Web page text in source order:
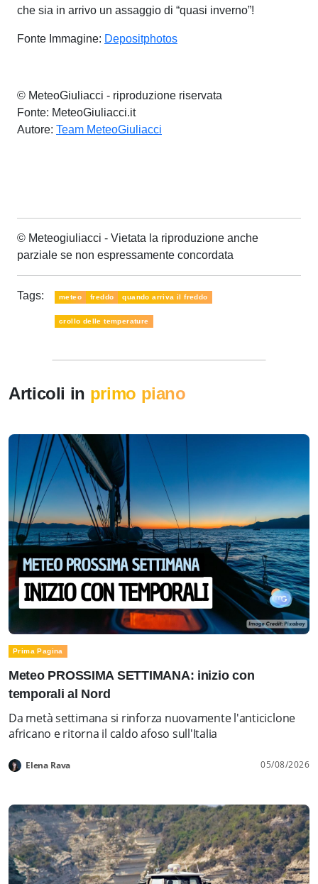
che sia in arrivo un assaggio di “quasi inverno”!
Fonte Immagine: Depositphotos
© MeteoGiuliacci - riproduzione riservata
Fonte: MeteoGiuliacci.it
Autore: Team MeteoGiuliacci
© Meteogiuliacci - Vietata la riproduzione anche
parziale se non espressamente concordata
Tags: meteo freddo quando arriva il freddo
crollo delle temperature
Articoli in primo piano
Prima Pagina
Meteo PROSSIMA SETTIMANA: inizio con
temporali al Nord
Da metà settimana si rinforza nuovamente l'anticiclone
africano e ritorna il caldo afoso sull'Italia
Elena Rava 05/08/2026